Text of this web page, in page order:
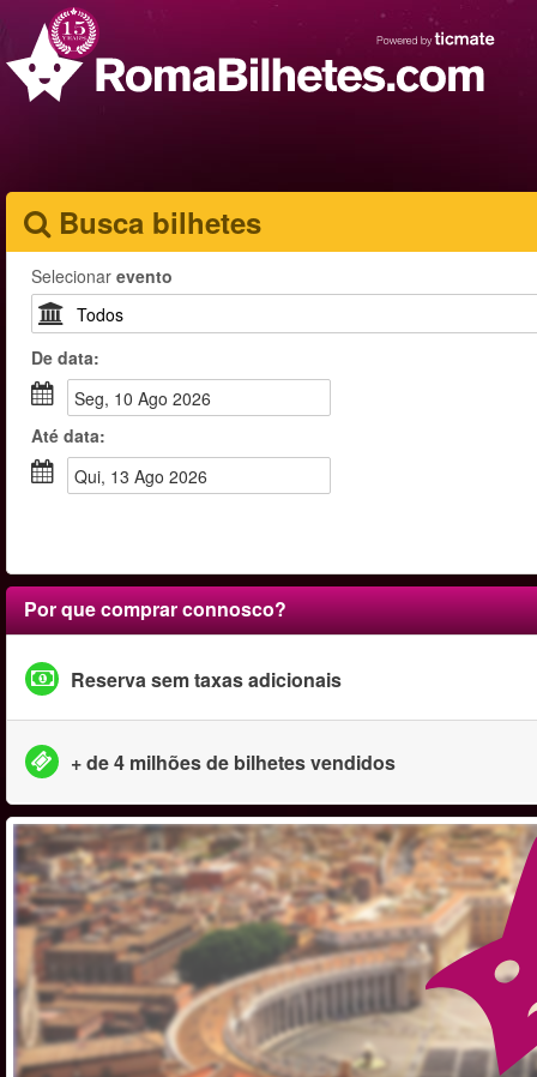
Busca bilhetes
Selecionar evento
De data:
Seg, 10 Ago 2026
Até data:
Qui, 13 Ago 2026
Por que comprar connosco?
Reserva sem taxas adicionais
+ de 4 milhões de bilhetes vendidos